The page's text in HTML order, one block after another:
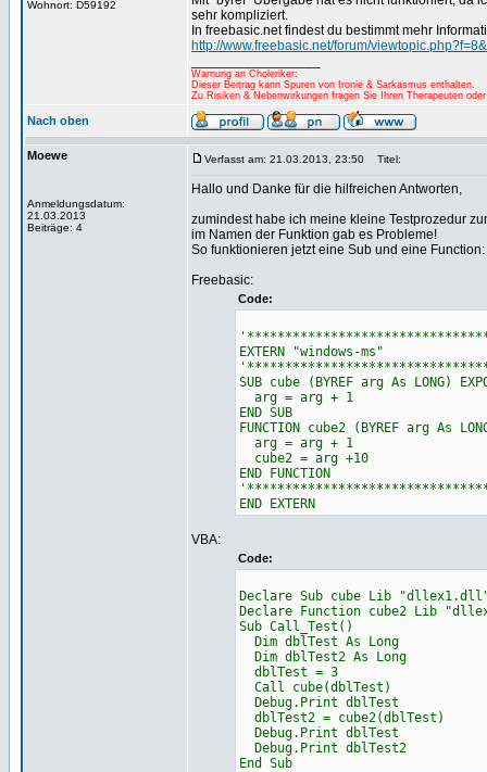
Wohnort: D59192
sehr kompliziert.
In freebasic.net findest du bestimmt mehr
http://www.freebasic.net/forum/
Warnung an Choleriker:
Dieser Beitrag kann Spuren von Ironie & Sarkasmus enthalten.
Zu Risiken & Nebenwirkungen fragen Sie Ihren Therapeuten
Nach oben
Moewe
Anmeldungsdatum:
21.03.2013
Beiträge: 4
Verfasst am: 21.03.2013, 23:50 Titel:
Hallo und Danke für die hilfreichen Antworten,
zumindest habe ich meine kleine Testprozedur
im Namen der Funktion gab es Probleme!
So funktionieren jetzt eine Sub und eine Function:
Freebasic:
Code:
EXTERN "windows-ms"
SUB cube (BYREF arg As LONG)
arg = arg + 1
END SUB
FUNCTION cube2 (BYREF arg As
arg = arg + 1
cube2 = arg +10
END FUNCTION
END EXTERN
VBA:
Code:
Declare Sub cube Lib
Declare Function cube2 Lib
Sub Call_Test()
Dim dblTest As Long
Dim dblTest2 As Long
dblTest = 3
Call cube(dblTest)
Debug.Print dblTest
dblTest2 = cube2(dblTest)
Debug.Print dblTest
Debug.Print dblTest2
End Sub